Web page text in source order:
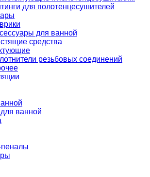
для полотенцесушителей
для ванной
средства
резьбовых соединений
ванной